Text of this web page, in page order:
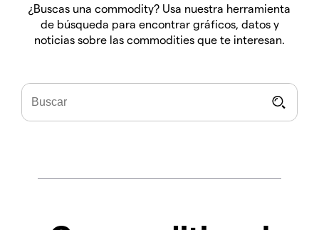
¿Buscas una commodity? Usa nuestra herramienta
de búsqueda para encontrar gráficos, datos y
noticias sobre las commodities que te interesan.